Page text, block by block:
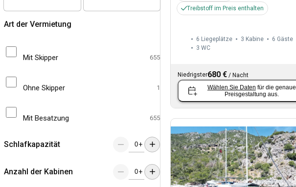
Art der Vermietung
Mit Skipper 655
Ohne Skipper 1
Mit Besatzung 655
Schlafkapazität +
Anzahl der Kabinen +
Treibstoff im Preis enthalten
6 Liegeplätze 3 Kabine 6 Gäste
3 WC
Niedrigster680 € / Nacht
Wählen Sie Daten für die genaue
Preisgestaltung aus.